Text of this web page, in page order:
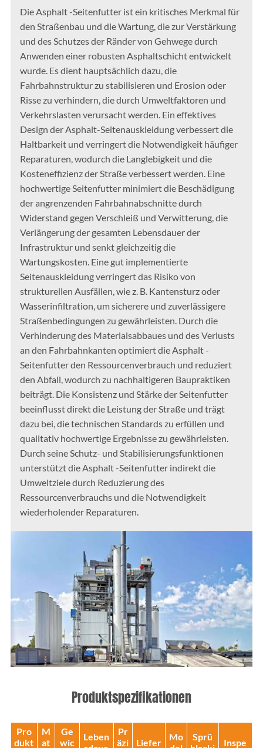
Die Asphalt -Seitenfutter ist ein kritisches Merkmal für
den Straßenbau und die Wartung, die zur Verstärkung
und des Schutzes der Ränder von Gehwege durch
Anwenden einer robusten Asphaltschicht entwickelt
wurde. Es dient hauptsächlich dazu, die
Fahrbahnstruktur zu stabilisieren und Erosion oder
Risse zu verhindern, die durch Umweltfaktoren und
Verkehrslasten verursacht werden. Ein effektives
Design der Asphalt-Seitenauskleidung verbessert die
Haltbarkeit und verringert die Notwendigkeit häufiger
Reparaturen, wodurch die Langlebigkeit und die
Kosteneffizienz der Straße verbessert werden. Eine
hochwertige Seitenfutter minimiert die Beschädigung
der angrenzenden Fahrbahnabschnitte durch
Widerstand gegen Verschleiß und Verwitterung, die
Verlängerung der gesamten Lebensdauer der
Infrastruktur und senkt gleichzeitig die
Wartungskosten. Eine gut implementierte
Seitenauskleidung verringert das Risiko von
strukturellen Ausfällen, wie z. B. Kantensturz oder
Wasserinfiltration, um sicherere und zuverlässigere
Straßenbedingungen zu gewährleisten. Durch die
Verhinderung des Materialsabbaues und des Verlusts
an den Fahrbahnkanten optimiert die Asphalt -
Seitenfutter den Ressourcenverbrauch und reduziert
den Abfall, wodurch zu nachhaltigeren Baupraktiken
beiträgt. Die Konsistenz und Stärke der Seitenfutter
beeinflusst direkt die Leistung der Straße und trägt
dazu bei, die technischen Standards zu erfüllen und
qualitativ hochwertige Ergebnisse zu gewährleisten.
Durch seine Schutz- und Stabilisierungsfunktionen
unterstützt die Asphalt -Seitenfutter indirekt die
Umweltziele durch Reduzierung des
Ressourcenverbrauchs und die Notwendigkeit
wiederholender Reparaturen.
Produktspezifikationen
Pro
dukt
M
at
Ge
wic
Leben
Pr
äzi
Liefer
Mo
Sprü
Inspe